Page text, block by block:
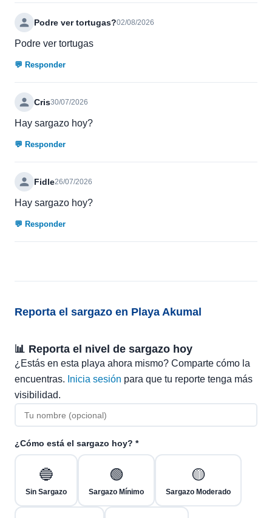
Podre ver tortugas?02/08/2026
Podre ver tortugas
💬 Responder
Cris30/07/2026
Hay sargazo hoy?
💬 Responder
Fidle26/07/2026
Hay sargazo hoy?
💬 Responder
Reporta el sargazo en Playa Akumal
📊 Reporta el nivel de sargazo hoy
¿Estás en esta playa ahora mismo? Comparte cómo la
encuentras. Inicia sesión para que tu reporte tenga más
visibilidad.
¿Cómo está el sargazo hoy? *
🔵
Sin Sargazo
🟢
Sargazo Mínimo
🟡
Sargazo Moderado